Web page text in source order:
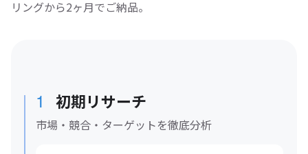
リングから2ヶ月でご納品。
1 初期リサーチ
市場・競合・ターゲットを徹底分析